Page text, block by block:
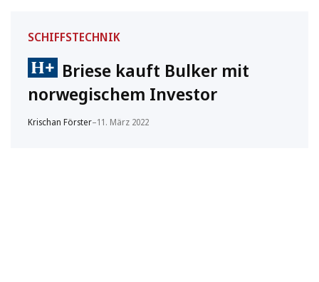
SCHIFFSTECHNIK
Briese kauft Bulker mit
norwegischem Investor
Krischan Förster–11. März 2022